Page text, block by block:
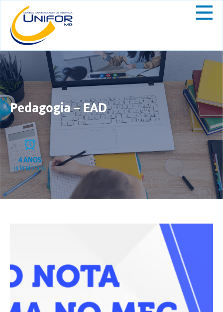
Pedagogia – EAD
4 ANOS
(8 PERÍODOS)